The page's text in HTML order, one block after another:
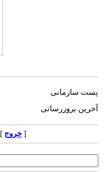
پست سازمانی
آخرین بروزرسانی
خروج] [